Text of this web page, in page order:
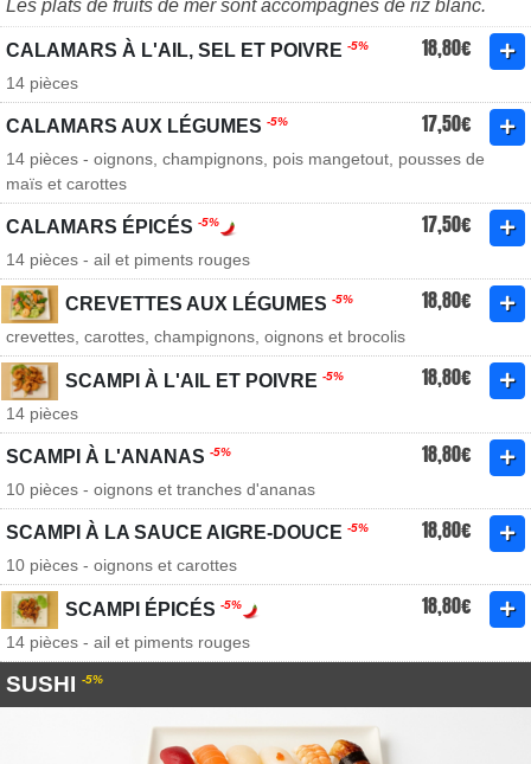
Les plats de fruits de mer sont accompagnés de riz blanc.
CALAMARS À L'AIL, SEL ET POIVRE -5% 18,80€
14 pièces
CALAMARS AUX LÉGUMES -5% 17,50€
14 pièces - oignons, champignons, pois mangetout, pousses de
maïs et carottes
CALAMARS ÉPICÉS -5% 17,50€
14 pièces - ail et piments rouges
CREVETTES AUX LÉGUMES -5% 18,80€
crevettes, carottes, champignons, oignons et brocolis
SCAMPI À L'AIL ET POIVRE -5% 18,80€
14 pièces
SCAMPI À L'ANANAS -5% 18,80€
10 pièces - oignons et tranches d'ananas
SCAMPI À LA SAUCE AIGRE-DOUCE -5% 18,80€
10 pièces - oignons et carottes
SCAMPI ÉPICÉS -5% 18,80€
14 pièces - ail et piments rouges
SUSHI -5%